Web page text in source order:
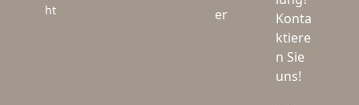
ht
er
Konta
ktiere
n Sie
uns!